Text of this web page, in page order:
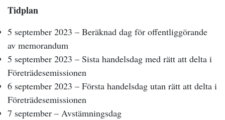
Tidplan
5 september 2023 – Beräknad dag för offentliggörande
av memorandum
5 september 2023 – Sista handelsdag med rätt att delta i
Företrädesemissionen
6 september 2023 – Första handelsdag utan rätt att delta i
Företrädesemissionen
7 september – Avstämningsdag